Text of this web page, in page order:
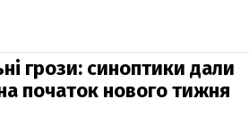
грози: синоптики дали
початок нового тижня